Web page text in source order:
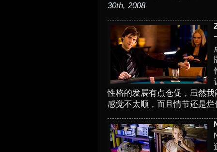
30th, 2008
性格的发展有点仓促，虽然
感觉不太顺，而且情节还是烂